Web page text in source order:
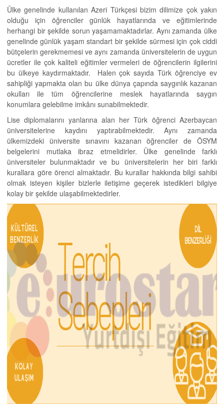
Ülke genelinde kullanılan Azeri Türkçesi bizim dilimize çok yakın
olduğu için öğrenciler günlük hayatlarında ve eğitimlerinde
herhangi bir şekilde sorun yaşamamaktadırlar. Aynı zamanda ülke
genelinde günlük yaşam standart bir şekilde sürmesi için çok ciddi
bütçelerin gerekmemesi ve aynı zamanda üniversitelerin de uygun
ücretler ile çok kaliteli eğitimler vermeleri de öğrencilerin ilgilerini
bu ülkeye kaydırmaktadır. Halen çok sayıda Türk öğrenciye ev
sahipliği yapmakta olan bu ülke dünya çapında saygınlık kazanan
okulları ile tüm öğrencilerine meslek hayatlarında saygın
konumlara gelebilme imkânı sunabilmektedir.
Lise diplomalarını yanlarına alan her Türk öğrenci Azerbaycan
üniversitelerine kaydını yaptırabilmektedir. Aynı zamanda
ülkemizdeki üniversite sınavını kazanan öğrenciler de ÖSYM
belgelerini mutlaka ibraz etmelidirler. Ülke genelinde farklı
üniversiteler bulunmaktadır ve bu üniversitelerin her biri farklı
kurallara göre örenci almaktadır. Bu kurallar hakkında bilgi sahibi
olmak isteyen kişiler bizlerle iletişime geçerek istedikleri bilgiye
kolay bir şekilde ulaşabilmektedirler.